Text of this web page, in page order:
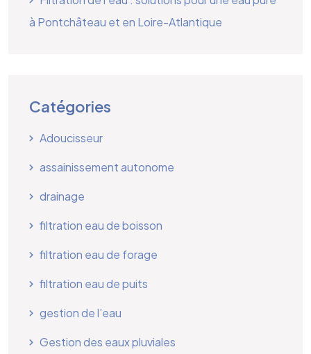
à Pontchâteau et en Loire-Atlantique
Catégories
Adoucisseur
assainissement autonome
drainage
filtration eau de boisson
filtration eau de forage
filtration eau de puits
gestion de l’eau
Gestion des eaux pluviales